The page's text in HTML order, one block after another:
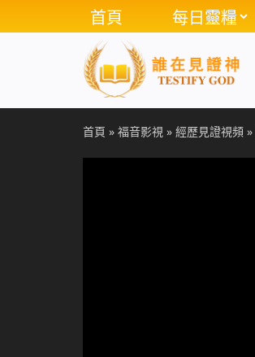
首頁 每日靈糧
首頁 » 福音影視 » 經歷見證視頻 »